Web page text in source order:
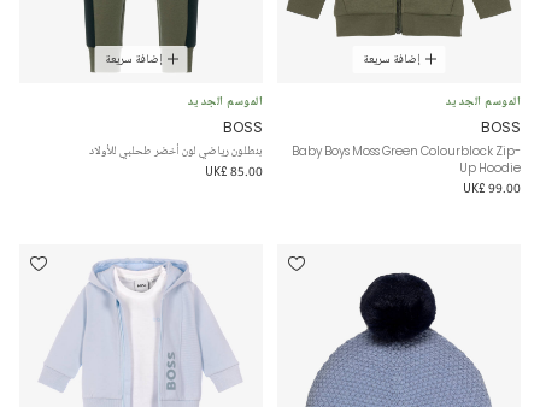
إضافة سريعة
الموسم الجديد
BOSS
Baby Boys Moss Green Colourblock Zip-
Up Hoodie
UK£ 99.00
إضافة سريعة
الموسم الجديد
BOSS
بنطلون رياضي لون أخضر طحلبي للأولاد
UK£ 85.00